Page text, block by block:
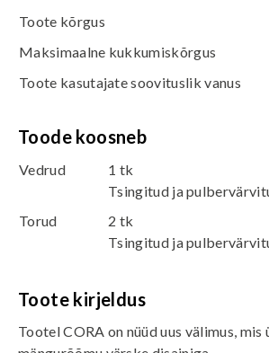
Toote kõrgus
Maksimaalne kukkumiskõrgus
Toote kasutajate soovituslik vanus
Toode koosneb
Vedrud
1 tk
Tsingitud ja
Torud
2 tk
Tsingitud ja
Toote kirjeldus
Tootel CORA on nüüd uus välimus,